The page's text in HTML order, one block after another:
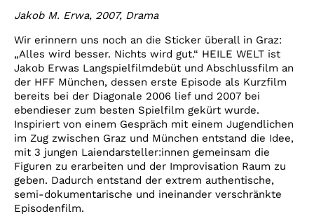
Jakob M. Erwa, 2007, Drama
Wir erinnern uns noch an die Sticker überall in Graz:
„Alles wird besser. Nichts wird gut.“ HEILE WELT ist
Jakob Erwas Langspielfilmdebüt und Abschlussfilm an
der HFF München, dessen erste Episode als Kurzfilm
bereits bei der Diagonale 2006 lief und 2007 bei
ebendieser zum besten Spielfilm gekürt wurde.
Inspiriert von einem Gespräch mit einem Jugendlichen
im Zug zwischen Graz und München entstand die Idee,
mit 3 jungen Laiendarsteller:innen gemeinsam die
Figuren zu erarbeiten und der Improvisation Raum zu
geben. Dadurch entstand der extrem authentische,
semi-dokumentarische und ineinander verschränkte
Episodenfilm.